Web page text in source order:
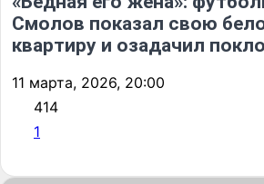
Смолов показал свою
квартиру и озадачил
11 марта, 2026, 20:00
414
1